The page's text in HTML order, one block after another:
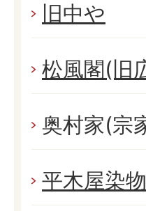
旧中や
松風閣(旧
奥村家(宗
平木屋染